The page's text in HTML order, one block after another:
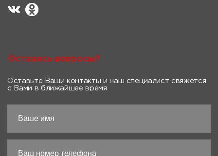
Остались вопросы?
Оставьте Ваши контакты и наш специалист свяжется
с Вами в ближайшее время